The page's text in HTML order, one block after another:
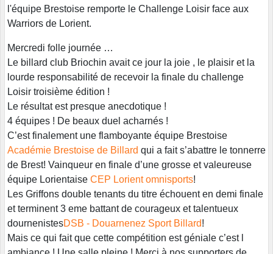
l'équipe Brestoise remporte le Challenge Loisir face aux
Warriors de Lorient.
Mercredi folle journée …
Le billard club Briochin avait ce jour la joie , le plaisir et la
lourde responsabilité de recevoir la finale du challenge
Loisir troisième édition !
Le résultat est presque anecdotique !
4 équipes ! De beaux duel acharnés !
C’est finalement une flamboyante équipe Brestoise
Académie Brestoise de Billard qui a fait s’abattre le tonnerre
de Brest! Vainqueur en finale d’une grosse et valeureuse
équipe Lorientaise CEP Lorient omnisports!
Les Griffons double tenants du titre échouent en demi finale
et terminent 3 eme battant de courageux et talentueux
dournenistesDSB - Douarnenez Sport Billard!
Mais ce qui fait que cette compétition est géniale c’est l